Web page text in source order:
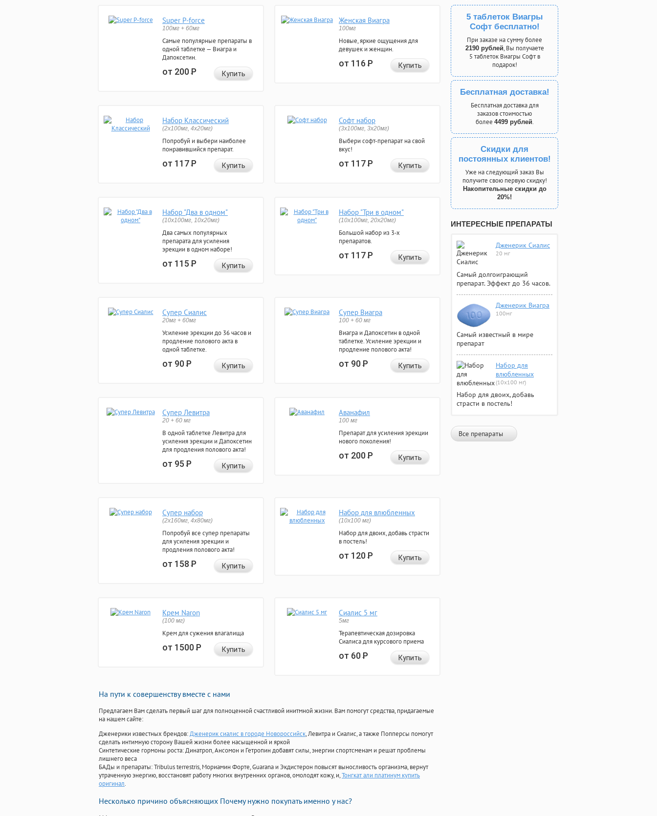
Super P-force
100мг + 60мг
Самые популярные препараты в
одной таблетке — Виагра и
Дапоксетин.
от 200Р Купить
Женская Виагра
100мг
Новые, яркие ощущения для
девушек и женщин.
от 116Р Купить
Набор Классический
(2x100мг, 4x20мг)
Попробуй и выбери наиболее
понравившийся препарат.
от 117Р Купить
Софт набор
(3x100мг, 3x20мг)
Выбери софт-препарат на свой
вкус!
от 117Р Купить
Набор "Два в одном"
(10x100мг, 10x20мг)
Два самых популярных
препарата для усиления
эрекции в одном наборе!
от 115Р Купить
Набор "Три в одном"
(10x100мг, 20x20мг)
Большой набор из 3-х
препаратов.
от 117Р Купить
Супер Сиалис
20мг + 60мг
Усиление эрекции до 36 часов и
продление полового акта в
одной таблетке.
от 90Р Купить
Супер Виагра
100 + 60 мг
Виагра и Дапоксетин в одной
таблетке. Усиление эрекции и
продление полового акта!
от 90Р Купить
Супер Левитра
20 + 60 мг
В одной таблетке Левитра для
усиления эрекции и Дапоксетин
для продления полового акта!
от 95Р Купить
Аванафил
100 мг
Препарат для усиления эрекции
нового поколения!
от 200Р Купить
Супер набор
(2х160мг, 4х80мг)
Попробуй все супер препараты
для усиления эрекции и
продления полового акта!
от 158Р Купить
Набор для влюбленных
(10х100 мг)
Набор для двоих, добавь страсти
в постель!
от 120Р Купить
Крем Naron
(100 мг)
Крем для сужения влагалища
от 1500Р Купить
Сиалис 5 мг
5мг
Терапевтическая дозировка
Сиалиса для курсового приема
от 60Р Купить
На пути к совершенству вместе с нами
Предлагаем Вам сделать первый шаг для полноценной счастливой инитмной жизни. Вам помогут средства, придагаемые
на нашем сайте:
Дженерики известных брендов:Дженерик сиалис в городе Новороссийск, Левитра и Сиалис, а также Попперсы помогут
сделать интимную сторону Вашей жизни более насыщенной и яркой
Синтетические гормоны роста: Динатроп, Ансомон и Гетропин добавят силы, энергии спортсменам и решат проблемы
лишнего веса
БАДы и препараты:Tribulus terrestris, Мориамин Форте, Guarana и Экдистерон повысят выносливость организма, вернут
утраченную энергию, восстановят работу многих внутренних органов, омолодят кожу, и,Тонгкат али платинум купить
оригинал.
Несколько причино объясняющих Почему нужно покупать именно у нас?
5 таблеток Виагры
Софт бесплатно!
При заказе на сумму более
2190 рублей, Вы получаете
5 таблеток Виагры Софт в
подарок!
Бесплатная доставка!
Бесплатная доставка для
заказов стоимостью
более 4499 рублей.
Скидки для
постоянных клиентов!
Уже на следующий заказ Вы
получите свою первую скидку!
Накопительные скидки до
20%!
ИНТЕРЕСНЫЕ ПРЕПАРАТЫ
Дженерик Сиалис
20 мг
Самый долгоиграющий
препарат. Эффект до 36 часов.
Дженерик Виагра
100мг
Самый известный в мире
препарат
Набор для
влюбленных
(10х100 мг)
Набор для двоих, добавь
страсти в постель!
Все препараты